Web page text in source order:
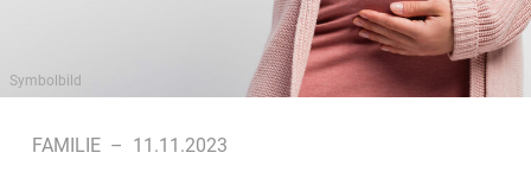
Symbolbild
FAMILIE – 11.11.2023